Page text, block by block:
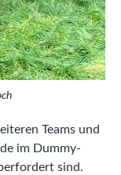
Teams und
im Dummy-
sind.